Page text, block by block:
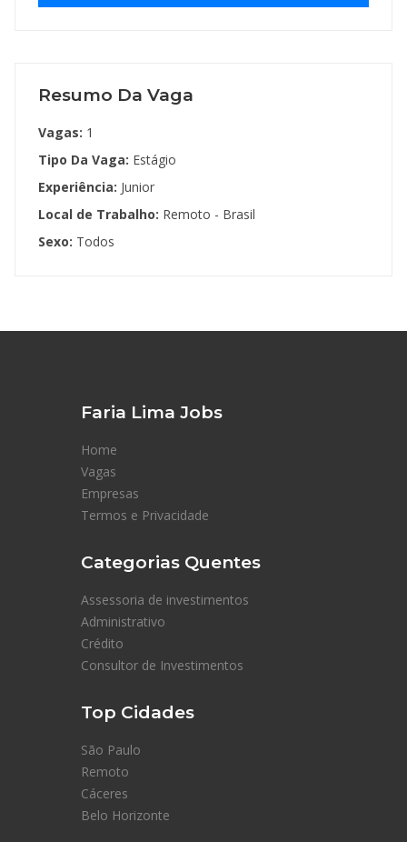
Resumo Da Vaga
Vagas: 1
Tipo Da Vaga: Estágio
Experiência: Junior
Local de Trabalho: Remoto - Brasil
Sexo: Todos
Faria Lima Jobs
Home
Vagas
Empresas
Termos e Privacidade
Categorias Quentes
Assessoria de investimentos
Administrativo
Crédito
Consultor de Investimentos
Top Cidades
São Paulo
Remoto
Cáceres
Belo Horizonte